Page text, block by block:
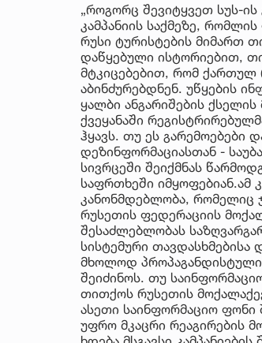
„როგორც შევიტყვეთ სუს-
კამპანიის საქმეზე,
რუსი ტურისტების მიმართ
დაწყებული ისტორიებით,
მტკიცებებით, რომ ქართულ
აბინძურებდნენ. უწყების
ყალბი ანგარიშების
ქვეყანაში
ჰყავს. თუ ეს გარემოებები
დეზინფორმაციასთან -
სივრცეში შეიქმნას
საფრთხეში იმყოფებიან.ამ
კანონმდებლობა, რომელიც
რუსეთის ფედერაციის
შესაძლებლობას
სისტემური
მხოლოდ
შეიძინოს. თუ
თითქოს რუსეთის
ასეთი საინფორმაციო ფონი
უფრო მკაცრი რეაგირების